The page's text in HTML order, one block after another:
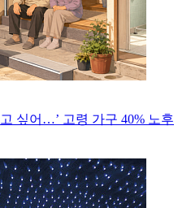
싶어…’ 고령 가구 40% 노후